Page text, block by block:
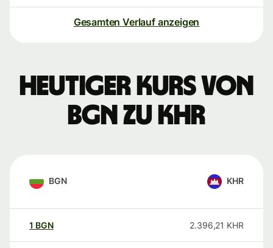
Gesamten Verlauf anzeigen
Heutiger Kurs von
BGN zu KHR
BGN KHR
1 BGN 2.396,21 KHR